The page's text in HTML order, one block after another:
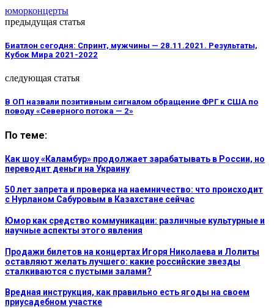
юморконцерты
предыдущая статья
Биатлон сегодня: Спринт, мужчины — 28.11.2021. Результаты,
Кубок Мира 2021-2022
следующая статья
В ОП назвали позитивным сигналом обращение ФРГ к США по
поводу «Северного потока — 2»
По теме:
Как шоу «Каламбур» продолжает зарабатывать в России, но
переводит деньги на Украину
50 лет запрета и проверка на наемничество: что происходит
с Нурланом Сабуровым в Казахстане сейчас
Юмор как средство коммуникации: различные культурные и
научные аспекты этого явления
Продажи билетов на концертах Игоря Николаева и Лолиты
оставляют желать лучшего: какие российские звезды
сталкиваются с пустыми залами?
Вредная инструкция, как правильно есть ягоды на своем
приусадебном участке